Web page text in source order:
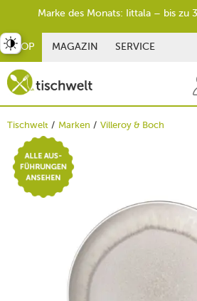
SHOP MAGAZIN SERVICE
Tischwelt Marken Villeroy & Boch
umschalten
Marke des Monats: Iittala – bis zu